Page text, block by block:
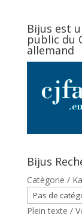
Bijus est
public du
allemand
Bijus
Catègorie /
Plein texte /